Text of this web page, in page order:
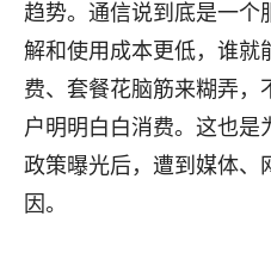
趋势。通信说到底是一个
解和使用成本更低，谁就
费、套餐花脑筋来糊弄，
户明明白白消费。这也是
政策曝光后，遭到媒体、
因。